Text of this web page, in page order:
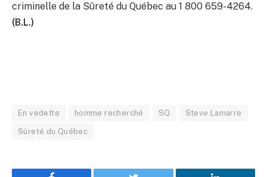
criminelle de la Sûreté du Québec au 1 800 659-4264.
(B.L.)
En vedette homme recherché SQ Steve Lamarre
Sûreté du Québec